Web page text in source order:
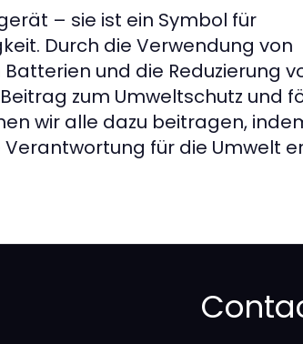
– sie ist ein Symbol für
Durch die Verwendung von
und die Reduzierung
zum Umweltschutz und
wir alle dazu beitragen,
für die Umwelt